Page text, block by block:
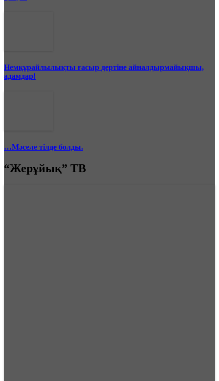
Немқұрайлылықты ғасыр дертіне айналдырмайықшы,
адамдар!
…Мәселе тілде болды.
“Жерұйық” ТВ